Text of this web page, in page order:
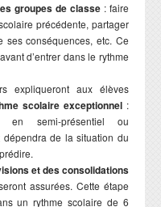
groupes de classe : faire
précédente, partager
conséquences, etc. Ce
d’entrer dans le rythme
expliqueront aux élèves
scolaire exceptionnel:
en semi-présentiel ou
dépendra de la situation du
et des consolidations
assurées. Cette étape
un rythme scolaire de 6